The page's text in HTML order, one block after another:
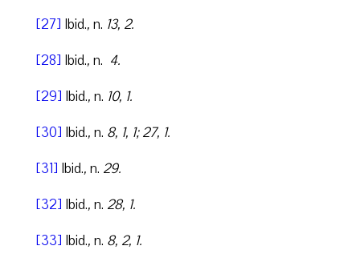
[27] Ibid., n. 13, 2.
[28] Ibid., n. 4.
[29] Ibid., n. 10, 1.
[30] Ibid., n. 8, 1, 1; 27, 1.
[31] Ibid., n. 29.
[32] Ibid., n. 28, 1.
[33] Ibid., n. 8, 2, 1.